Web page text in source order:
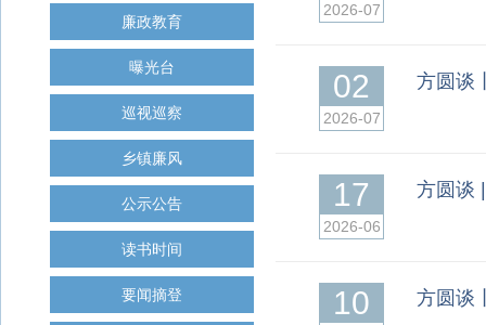
廉政教育
曝光台
巡视巡察
乡镇廉风
公示公告
读书时间
要闻摘登
2026-07
02
2026-07
方圆谈
17
2026-06
方圆谈
10 方圆谈